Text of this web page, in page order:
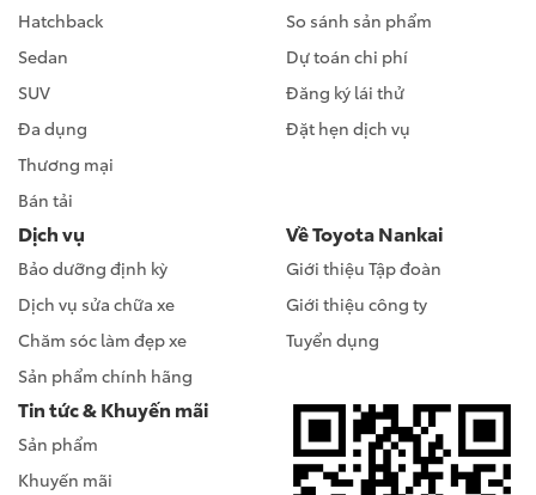
Hatchback
Sedan
SUV
Đa dụng
Thương mại
Bán tải
So sánh sản phẩm
Dự toán chi phí
Đăng ký lái thử
Đặt hẹn dịch vụ
Dịch vụ
Bảo dưỡng định kỳ
Dịch vụ sửa chữa xe
Chăm sóc làm đẹp xe
Sản phẩm chính hãng
Về Toyota Nankai
Giới thiệu Tập đoàn
Giới thiệu công ty
Tuyển dụng
Tin tức & Khuyến mãi
Sản phẩm
Khuyến mãi